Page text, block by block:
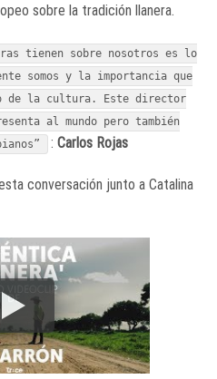
sobre la tradición llanera.
tienen sobre nosotros es lo
somos y la importancia que
de la cultura. Este director
al mundo pero también
:Carlos Rojas
conversación junto a Catalina